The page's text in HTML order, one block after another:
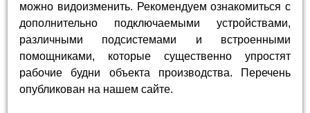
можно видоизменить. Рекомендуем ознакомиться с
дополнительно подключаемыми устройствами,
различными подсистемами и встроенными
помощниками, которые существенно упростят
рабочие будни объекта производства. Перечень
опубликован на нашем сайте.